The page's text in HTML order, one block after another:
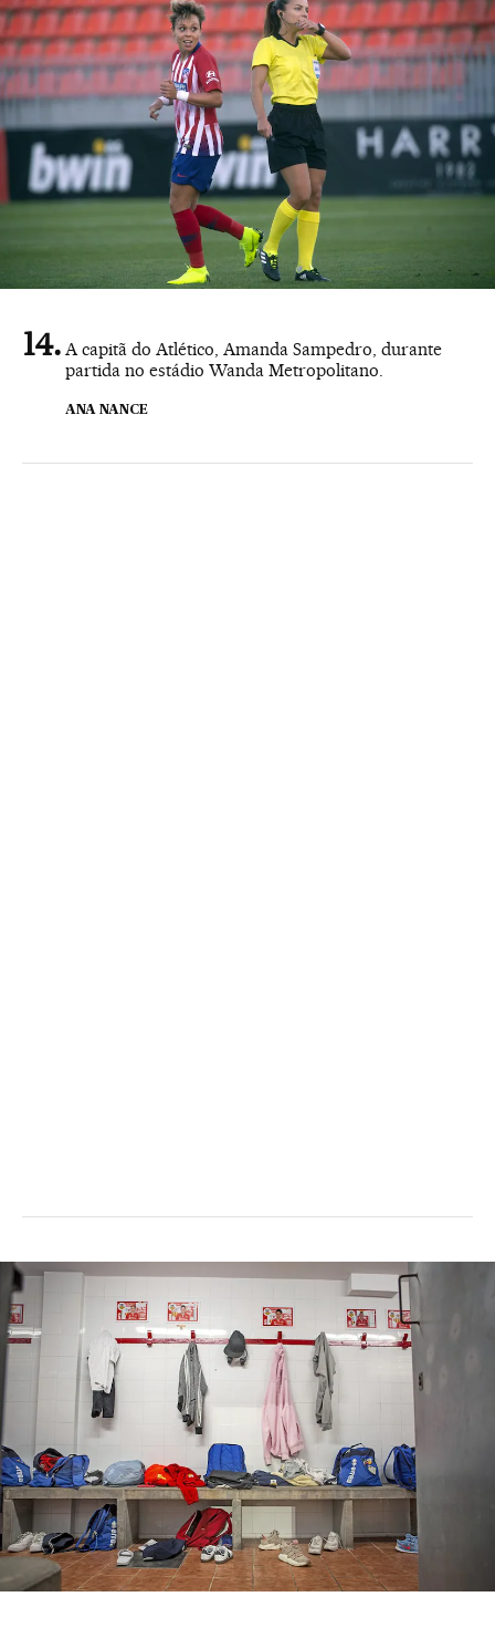
A capitã do Atlético, Amanda Sampedro, durante
partida no estádio Wanda Metropolitano.
ANA NANCE